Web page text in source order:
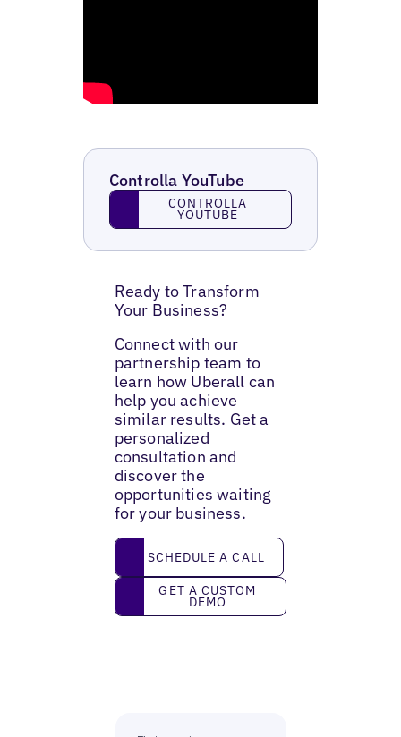
Controlla YouTube
Controlla YouTube
CONTROLLA
YOUTUBE
Ready to Transform
Your Business?
Connect with our
partnership team to
learn how Uberall can
help you achieve
similar results. Get a
personalized
consultation and
discover the
opportunities waiting
for your business.
Schedule a call
SCHEDULE A CALL
Get a custom demo
GET A CUSTOM
DEMO